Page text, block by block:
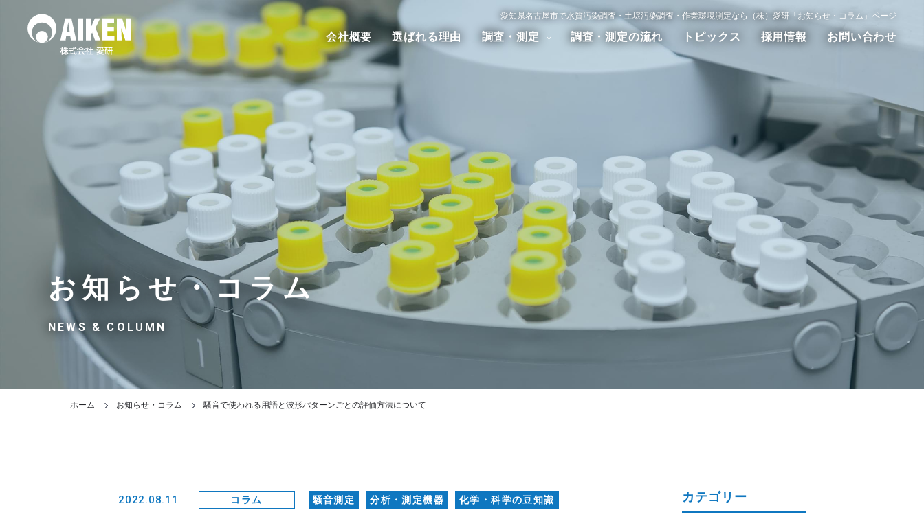
会社概要 選ばれる理由 調査・測定
水質調査 土壌汚染調査
作業環境測定 アスベスト調査 ダイオキシン調査 その他の調査測定
調査・測定の流れ トピックス 採用情報 お問い合わせ
愛知県名古屋市で水質汚染調査・土壌汚染調査・作業環境測定なら（株）愛研「お知らせ・コラム」ページ
お知らせ・コラム
NEWS & COLUMN
ホーム お知らせ・コラム 騒音で使われる用語と波形パターンごとの評価方法について
2022.08.11 コラム 騒音測定 分析・測定機器 化学・科学の豆知識 カテゴリー